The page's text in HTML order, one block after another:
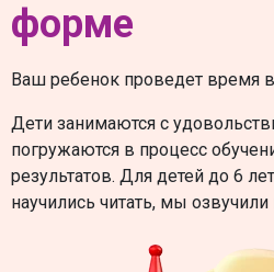
форме
Ваш ребенок проведет время
Дети занимаются с
погружаются в процесс
результатов. Для детей до 6
научились читать, мы